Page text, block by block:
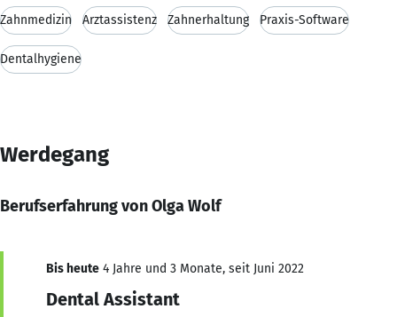
Zahnmedizin Arztassistenz Zahnerhaltung Praxis-Software
Dentalhygiene
Werdegang
Berufserfahrung von Olga Wolf
Bis heute 4 Jahre und 3 Monate, seit Juni 2022
Dental Assistant